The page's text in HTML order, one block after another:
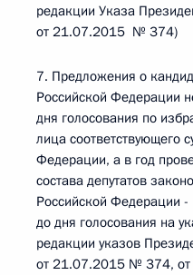
редакции Указа
от 21.07.2015 № 374)
7. Предложения о
Российской Федерации
дня голосования по
лица соответствующего
Федерации, а в год
состава депутатов
Российской Федерации
до дня голосования на
редакции указов
от 21.07.2015 № 374,